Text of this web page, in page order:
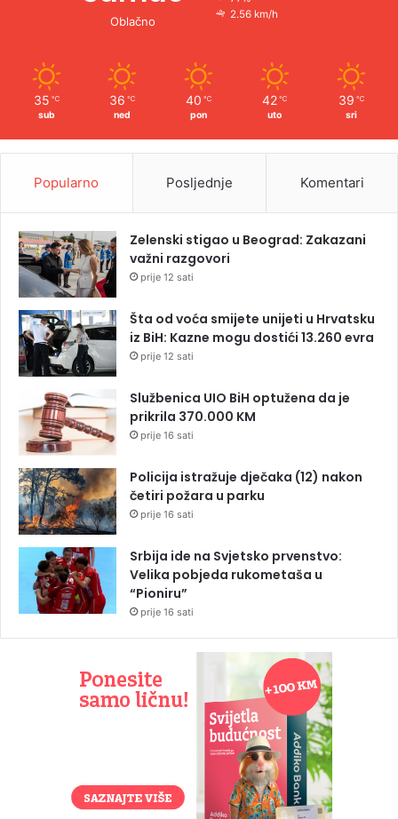
Oblačno
2.56 km/h
35 ℃
sub
36 ℃
ned
40 ℃
pon
42 ℃
uto
39 ℃
sri
Popularno Posljednje Komentari
Zelenski stigao u Beograd: Zakazani
važni razgovori
prije 12 sati
Šta od voća smijete unijeti u Hrvatsku
iz BiH: Kazne mogu dostići 13.260 evra
prije 12 sati
Službenica UIO BiH optužena da je
prikrila 370.000 KM
prije 16 sati
Policija istražuje dječaka (12) nakon
četiri požara u parku
prije 16 sati
Srbija ide na Svjetsko prvenstvo:
Velika pobjeda rukometaša u
“Pioniru”
prije 16 sati